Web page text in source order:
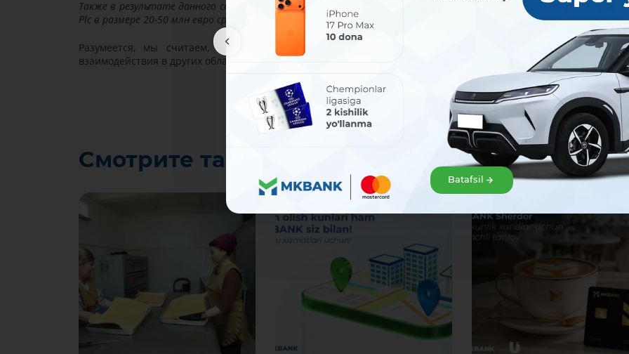
Также в результате данного сотрудничества планируется привлечение прямой кредитной линии в ICBC Standard
Plc в размере 20-50 млн евро сроком на 2 года и открытие представительских счетов в банке.
Разумеется, мы считаем, что такое сотрудничество послужит основой для долгосрочного
взаимодействия в других областях между двумя финансовыми институтами в будущем.
Информационная служба
Смотрите также
Batafsil